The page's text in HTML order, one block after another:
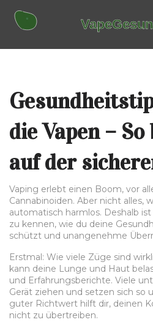
die Vapen –
auf der
Vaping erlebt einen Boom, vor
Cannabinoiden. Aber nicht alles,
automatisch harmlos. Deshalb
zu kennen, wie du deine
schützt und unangenehme
Erstmal: Wie viele Züge sind
kann deine Lunge und Haut
und Erfahrungsberichte. Viele
Gerät ziehen und setzen sich so
guter Richtwert hilft dir, deinen
nicht zu übertreiben.